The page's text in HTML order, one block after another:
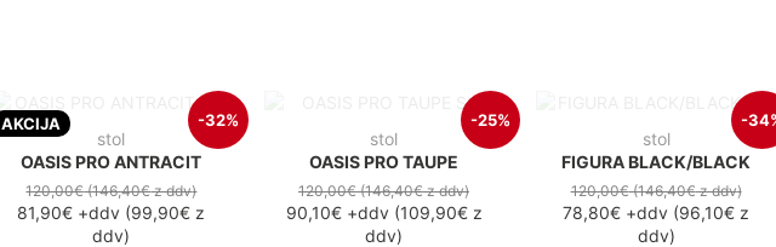
AKCIJA -32%
stol
OASIS PRO ANTRACIT
120,00€(146,40€z ddv)
81,90€ +ddv (99,90€ z
ddv)
-25%
stol
OASIS PRO TAUPE
120,00€(146,40€z ddv)
90,10€+ddv(109,90€z
ddv)
-
stol
FIGURA BLACK/BLACK
120,00€(146,40€z ddv)
78,80€ +ddv (96,10€ z
ddv)